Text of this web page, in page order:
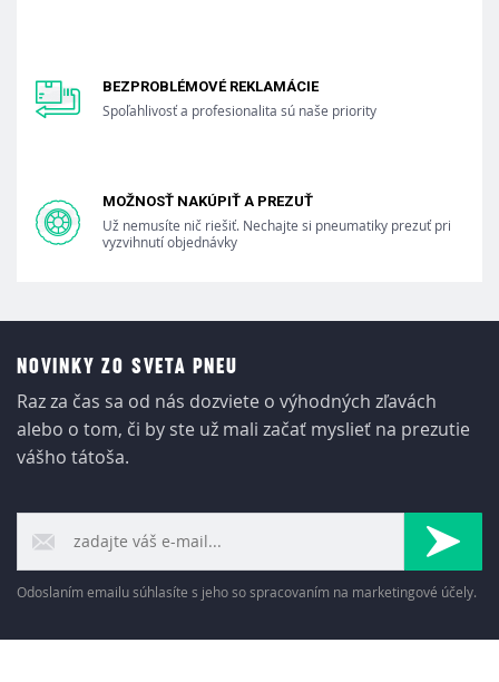
BEZPROBLÉMOVÉ REKLAMÁCIE
Spoľahlivosť a profesionalita sú naše priority
MOŽNOSŤ NAKÚPIŤ A PREZUŤ
Už nemusíte nič riešiť. Nechajte si pneumatiky prezuť pri
vyzvihnutí objednávky
NOVINKY ZO SVETA PNEU
Raz za čas sa od nás dozviete o výhodných zľavách
alebo o tom, či by ste už mali začať myslieť na prezutie
vášho tátoša.
Odoslaním emailu súhlasíte s jeho so spracovaním na marketingové účely.